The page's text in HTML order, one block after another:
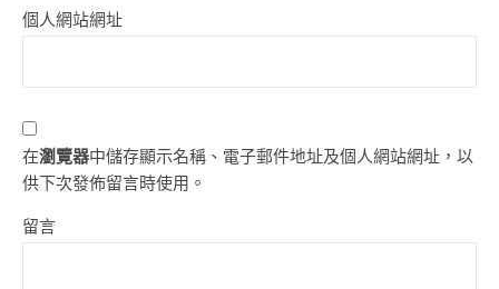
個人網站網址
在瀏覽器中儲存顯示名稱、電子郵件地址及個人網站網址，以
供下次發佈留言時使用。
留言